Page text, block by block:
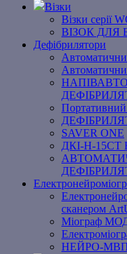
Візки
Візки серії
ВІЗОК ДЛЯ
Дефібрилятори
SAVER ONE
ДКІ-Н-15СТ
сканером
Міограф
НЕЙРО-